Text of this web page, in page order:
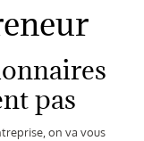
pas
on va vous